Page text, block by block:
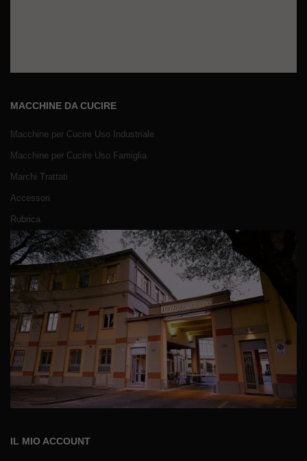
MACCHINE DA CUCIRE
Macchine per Cucire Uso Industriale
Macchine per Cucire Uso Famiglia
Marchi Trattati
Accessori
Rubrica
IL MIO ACCOUNT